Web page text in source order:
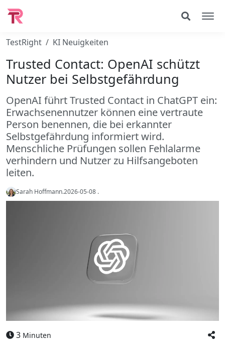
TestRight KI Neuigkeiten
Trusted Contact: OpenAI schützt
Nutzer bei Selbstgefährdung
OpenAI führt Trusted Contact in ChatGPT ein:
Erwachsenennutzer können eine vertraute
Person benennen, die bei erkannter
Selbstgefährdung informiert wird.
Menschliche Prüfungen sollen Fehlalarme
verhindern und Nutzer zu Hilfsangeboten
leiten.
Sarah Hoffmann.2026-05-08 .
3 Minuten